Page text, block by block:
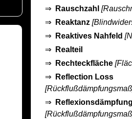
⇒
Rauschzahl
⇒
Reaktanz
⇒
Reaktives Nahfeld
⇒
Realteil
⇒
Rechteckfläche
⇒
Reflection Loss
⇒
Reflexionsdämpfung